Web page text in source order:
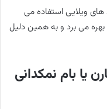
ویلایی استفاده می
بهره می برد و به همین دلیل
یا بام نمکدانی